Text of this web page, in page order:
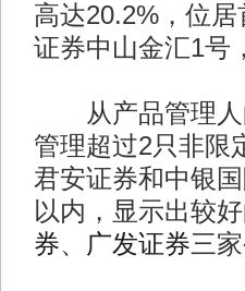
高达20.2%，位
证券中山金汇1号
从产品管理人
管理超过2只非限
君安证券和中银
以内，显示出较
券、 广发证券三